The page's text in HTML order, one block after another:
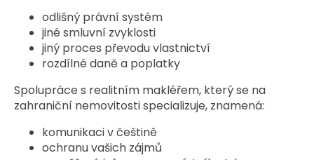
odlišný právní systém
jiné smluvní zvyklosti
jiný proces převodu vlastnictví
rozdílné daně a poplatky
Spolupráce s realitním makléřem, který se na
zahraniční nemovitosti specializuje, znamená:
komunikaci v češtině
ochranu vašich zájmů